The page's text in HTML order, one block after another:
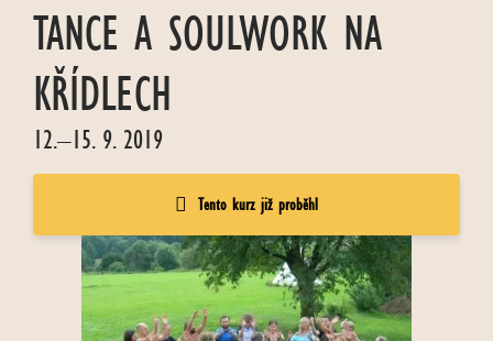
TANCE A SOULWORK NA
KŘÍDLECH
12.–15. 9. 2019
Tento kurz již proběhl